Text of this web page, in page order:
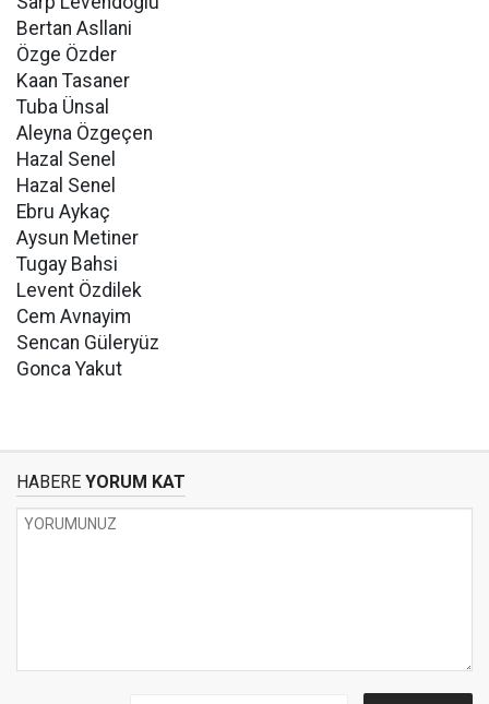
Bertan Asllani
Özge Özder
Kaan Tasaner
Tuba Ünsal
Aleyna Özgeçen
Hazal Senel
Hazal Senel
Ebru Aykaç
Aysun Metiner
Tugay Bahsi
Levent Özdilek
Cem Avnayim
Sencan Güleryüz
Gonca Yakut
HABERE YORUM KAT